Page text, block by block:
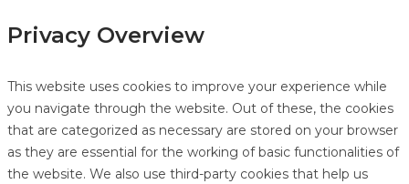
Privacy Overview
This website uses cookies to improve your experience while
you navigate through the website. Out of these, the cookies
that are categorized as necessary are stored on your browser
as they are essential for the working of basic functionalities of
the website. We also use third-party cookies that help us